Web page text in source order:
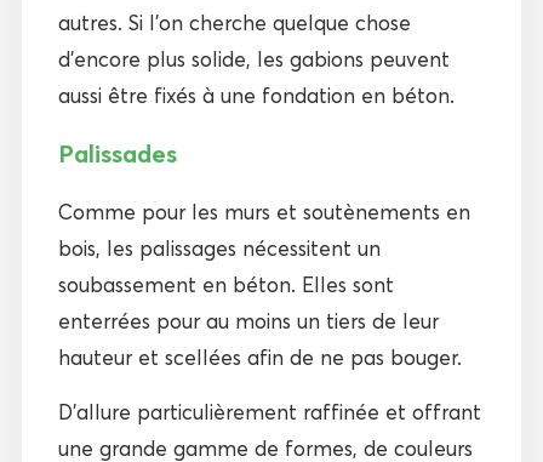
autres. Si l’on cherche quelque chose
d’encore plus solide, les gabions peuvent
aussi être fixés à une fondation en béton.
Palissades
Comme pour les murs et soutènements en
bois, les palissages nécessitent un
soubassement en béton. Elles sont
enterrées pour au moins un tiers de leur
hauteur et scellées afin de ne pas bouger.
D’allure particulièrement raffinée et offrant
une grande gamme de formes, de couleurs